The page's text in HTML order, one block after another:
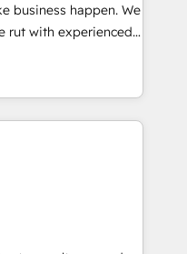
into your
in
and those with
Integration and
business happen. We
rut with experienced,
HubSpot
and Operations Hub,
with your customers
Rookie of the Year
5 rating in HubSpot
Digifianz
& 3PL, home
and
health, education,